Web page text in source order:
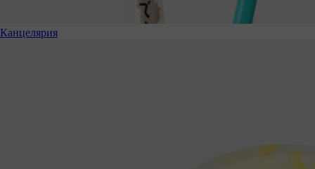
Канцелярия